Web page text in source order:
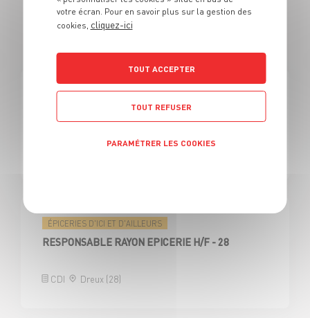
15 OFFRES
ÉPICERIES D'ICI ET D'AILLEURS
ÉPICERIES D'ICI ET D'AILLEURS
RESPONSABLE RAYON EPICERIE H/F - 28
CDI Dreux (28)
votre écran. Pour en savoir plus sur la gestion des
cookies, cliquez-ici
TOUT ACCEPTER
TOUT REFUSER
PARAMÉTRER LES COOKIES